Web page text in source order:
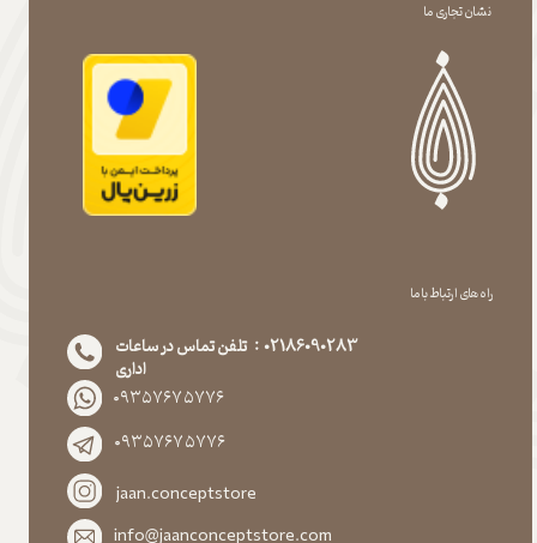
نشان تجاری ما
راه های ارتباط با ما
02186090283 : تلفن تماس در ساعات
اداری
۰۹۳۵۷۶۷۵۷۷۶
۰۹۳۵۷۶۷۵۷۷۶
jaan.conceptstore
info@jaanconceptstore.com